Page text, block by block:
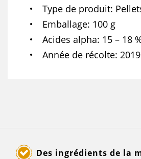
Type de produit
Emballage 100 g
Acides alpha 15 – 18
Année de récolte 2019
Des ingrédients de la